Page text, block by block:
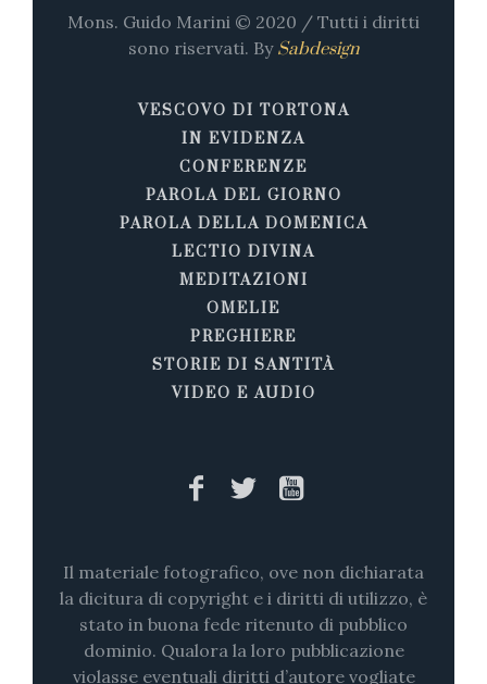
Mons. Guido Marini © 2020 / Tutti i diritti
sono riservati. By Sabdesign
VESCOVO DI TORTONA
IN EVIDENZA
CONFERENZE
PAROLA DEL GIORNO
PAROLA DELLA DOMENICA
LECTIO DIVINA
MEDITAZIONI
OMELIE
PREGHIERE
STORIE DI SANTITÀ
VIDEO E AUDIO
Il materiale fotografico, ove non dichiarata
la dicitura di copyright e i diritti di utilizzo, è
stato in buona fede ritenuto di pubblico
dominio. Qualora la loro pubblicazione
violasse eventuali diritti d’autore vogliate